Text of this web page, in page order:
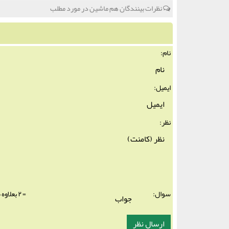
نظرات بینندگان هم ماشین در مورد مطلب
نام:
ایمیل:
نظر:
سوال: = ۲ بعلاوه ۵